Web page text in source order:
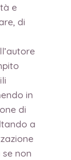
e
di
in
di
a
non